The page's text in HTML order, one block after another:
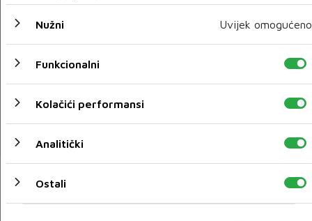
Komadina najavila nove linije iz Zračne luke Mostar
Nužni Uvijek omogućeno
Funkcionalni
Kolačići performansi
Analitički
Ostali